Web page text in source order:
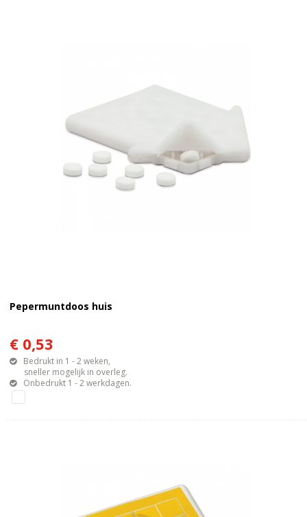
Pepermuntdoos huis
€ 0,53
Bedrukt in 1 - 2 weken,
sneller mogelijk in overleg.
Onbedrukt 1 - 2 werkdagen.